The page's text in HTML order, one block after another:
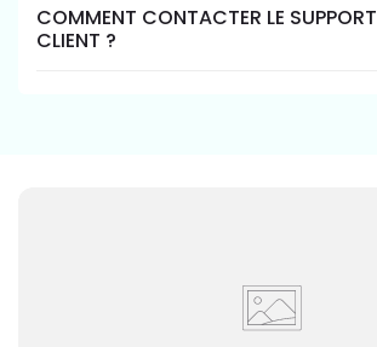
COMMENT CONTACTER LE SUPPORT
CLIENT ?